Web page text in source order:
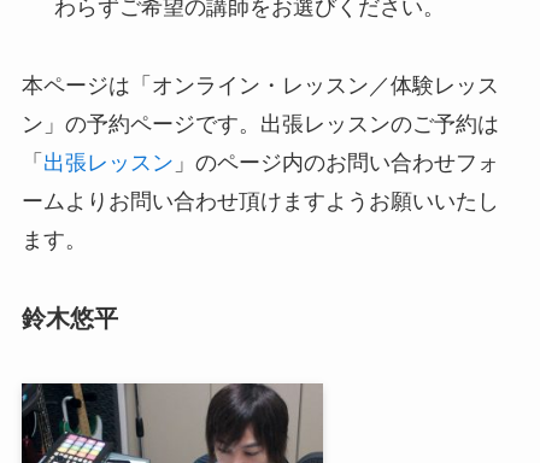
わらずご希望の講師をお選びください。
本ページは「オンライン・レッスン／体験レッス
ン」の予約ページです。出張レッスンのご予約は
「 出張レッスン 」のページ内のお問い合わせフォ
ームよりお問い合わせ頂けますようお願いいたし
ます。
鈴木悠平